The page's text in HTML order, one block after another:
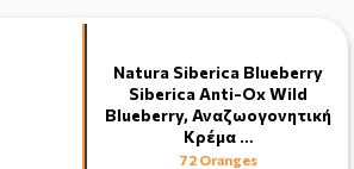
Natura Siberica Blueberry
Siberica Anti-Ox Wild
Blueberry, Αναζωογονητική
Κρέμα …
72 Oranges